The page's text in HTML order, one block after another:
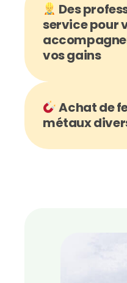
Des
service pour
vos gains
Achat de
métaux